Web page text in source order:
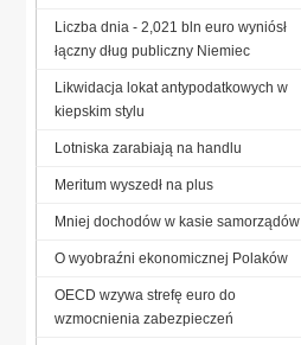
Liczba dnia - 2,021 bln euro wyniósł
łączny dług publiczny Niemiec
Likwidacja lokat antypodatkowych w
kiepskim stylu
Lotniska zarabiają na handlu
Meritum wyszedł na plus
Mniej dochodów w kasie samorządów
O wyobraźni ekonomicznej Polaków
OECD wzywa strefę euro do
wzmocnienia zabezpieczeń